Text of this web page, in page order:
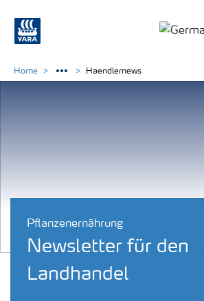
Pflanzenernährung
Newsletter für den
Landhandel
Home Haendlernews